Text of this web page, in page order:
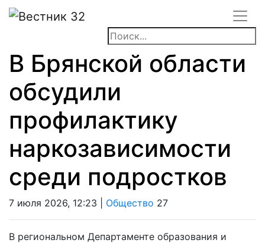
В Брянской области
обсудили
профилактику
наркозависимости
среди подростков
7 июля 2026, 12:23 | Общество 27
В региональном Департаменте образования и